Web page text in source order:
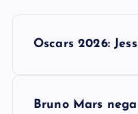
Oscars 2026:
Bruno Mars